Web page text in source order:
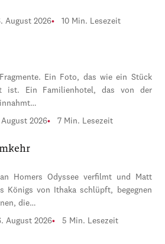
August 2026 10 Min. Lesezeit
Ein Foto, das wie ein Stück
ist. Ein Familienhotel, das von der
2026 7 Min. Lesezeit
Homers Odyssee verfilmt und Matt
Königs von Ithaka schlüpft, begegnen
die…
August 2026 5 Min. Lesezeit